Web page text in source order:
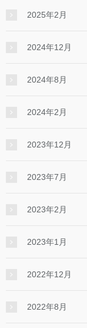
2025年2月
2024年12月
2024年8月
2024年2月
2023年12月
2023年7月
2023年2月
2023年1月
2022年12月
2022年8月